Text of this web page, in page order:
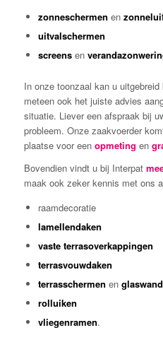
zonneschermen en
uitvalschermen
screensen
In onze toonzaal kan u
meteen ook het juiste advies
situatie. Liever een afspraak bij
probleem. Onze zaakvoerder
plaatse voor een opmeting en
Bovendien vindt u bij Interpat
maak ook zeker kennis met ons
raamdecoratie
lamellendaken
vaste terrasoverkappingen
terrasvouwdaken
terrasschermen en
rolluiken
vliegenramen.